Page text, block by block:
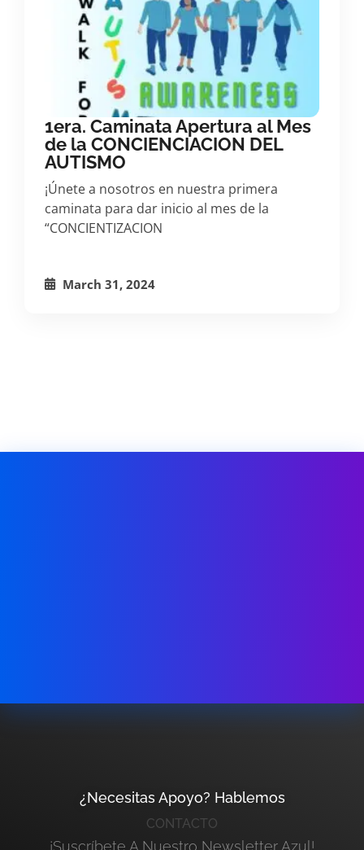
1era. Caminata Apertura al Mes
de la CONCIENCIACION DEL
AUTISMO
¡Únete a nosotros en nuestra primera
caminata para dar inicio al mes de la
“CONCIENTIZACION
March 31, 2024
¿Necesitas Apoyo? Hablemos
CONTACTO
¡Suscríbete A Nuestro Newsletter Azul!